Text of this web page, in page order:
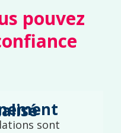
pouvez
sont